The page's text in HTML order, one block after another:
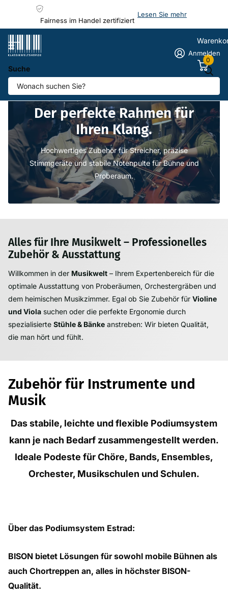
Fairness im Handel zertifiziert
Lesen Sie mehr
Suche
Anmelden
0
Homepage
Der perfekte Rahmen für
Ihren Klang.
Hochwertiges Zubehör für Streicher, präzise
Stimmgeräte und stabile Notenpulte für Bühne und
Proberaum.
Alles für Ihre Musikwelt – Professionelles
Zubehör & Ausstattung
Willkommen in der Musikwelt – Ihrem Expertenbereich für die
optimale Ausstattung von Proberäumen, Orchestergräben und
dem heimischen Musikzimmer. Egal ob Sie Zubehör für Violine
und Viola suchen oder die perfekte Ergonomie durch
spezialisierte Stühle & Bänke anstreben: Wir bieten Qualität,
die man hört und fühlt.
Zubehör für Instrumente und
Musik
Das stabile, leichte und flexible Podiumsystem
kann je nach Bedarf zusammengestellt werden.
Ideale Podeste für Chöre, Bands, Ensembles,
Orchester, Musikschulen und Schulen.
Über das Podiumsystem Estrad:
BISON bietet Lösungen für sowohl mobile Bühnen als
auch Chortreppen an, alles in höchster BISON-
Qualität.